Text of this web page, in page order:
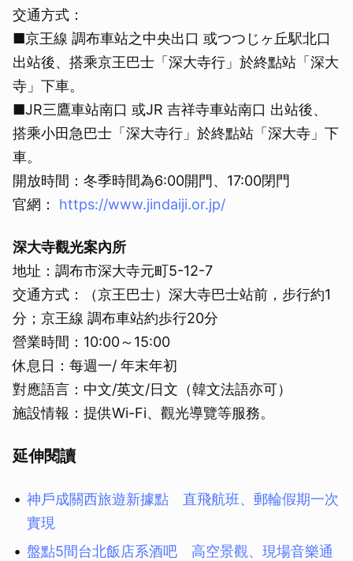
交通方式：
■京王線 調布車站之中央出口 或つつじヶ丘駅北口
出站後、搭乘京王巴士「深大寺行」於終點站「深大
寺」下車。
■JR三鷹車站南口 或JR 吉祥寺車站南口 出站後、
搭乘小田急巴士「深大寺行」於終點站「深大寺」下
車。
開放時間：冬季時間為6:00開門、17:00閉門
官網： https://www.jindaiji.or.jp/
深大寺觀光案內所
地址：調布市深大寺元町5-12-7
交通方式：（京王巴士）深大寺巴士站前，步行約1
分；京王線 調布車站約歩行20分
營業時間：10:00～15:00
休息日：每週一/ 年末年初
對應語言：中文/英文/日文（韓文法語亦可）
施設情報：提供Wi-Fi、觀光導覽等服務。
延伸閱讀
神戶成關西旅遊新據點 直飛航班、郵輪假期一次
實現
盤點5間台北飯店系酒吧 高空景觀、現場音樂通